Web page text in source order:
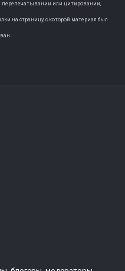
перепечатывании или цитировании,
на страницу, с которой материал был